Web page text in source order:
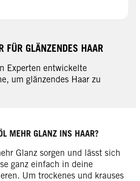
FÜR GLÄNZENDES HAAR
Experten entwickelte
um glänzendes Haar zu
MEHR GLANZ INS HAAR?
Glanz sorgen und lässt sich
ganz einfach in deine
Um trockenes und krauses